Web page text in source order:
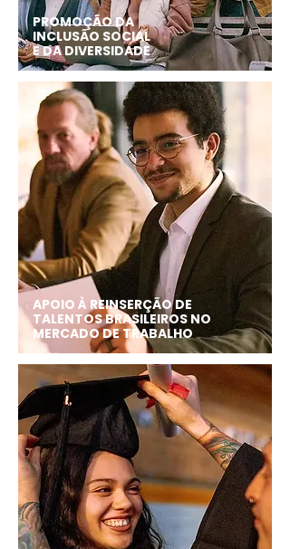
PROMOÇÃO DA
INCLUSÃO SOCIAL
E DA DIVERSIDADE
APOIO À REINSERÇÃO DE
TALENTOS BRASILEIROS NO
MERCADO DE TRABALHO